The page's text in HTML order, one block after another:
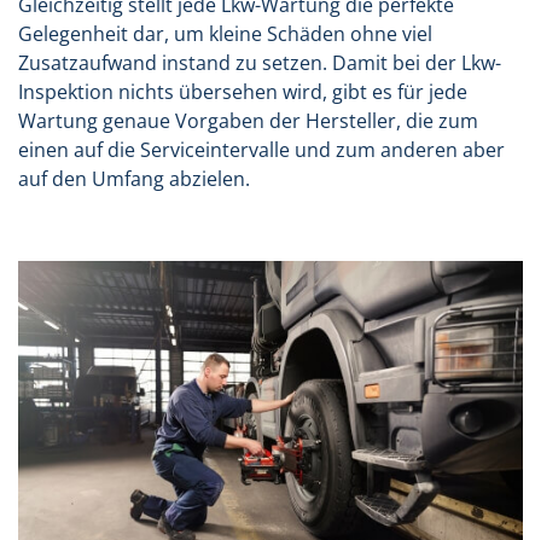
Gelegenheit dar, um kleine Schäden ohne viel
Zusatzaufwand instand zu setzen. Damit bei der Lkw-
Inspektion nichts übersehen wird, gibt es für jede
Wartung genaue Vorgaben der Hersteller, die zum
einen auf die Serviceintervalle und zum anderen aber
auf den Umfang abzielen.